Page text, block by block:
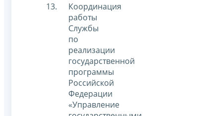
Координация
работы
Службы
по
реализации
государственной
программы
Российской
Федерации
«Управление